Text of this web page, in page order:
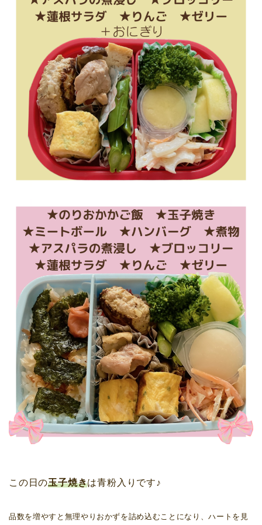
この日の玉子焼きは青粉入りです♪
品数を増やすと無理やりおかずを詰め込むことになり、ハートを見